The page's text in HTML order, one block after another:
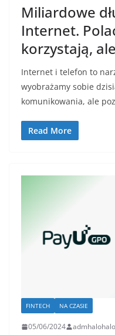
Miliardowe
Internet.
korzystają,
Internet i telefon to
wyobrażamy sobie
komunikowania, ale
Read More
FINTECH NA CZASIE
05/06/2024 admhalohalo